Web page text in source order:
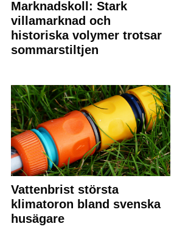
Marknadskoll: Stark
villamarknad och
historiska volymer trotsar
sommarstiltjen
Vattenbrist största
klimatoron bland svenska
husägare